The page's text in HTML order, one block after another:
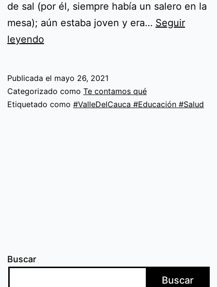
de sal (por él, siempre había un salero en la
mesa); aún estaba joven y era… Seguir
leyendo
llamado
a
Publicada el mayo 26, 2021
Categorizado como Te contamos qué
Etiquetado como #ValleDelCauca #Educación #Salud
Buscar
Buscar